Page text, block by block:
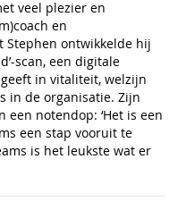
veel plezier en
en
ontwikkelde hij
scan, een digitale
in vitaliteit, welzijn
in de organisatie. Zijn
notendop: ‘Het is een
een stap vooruit te
is het leukste wat er